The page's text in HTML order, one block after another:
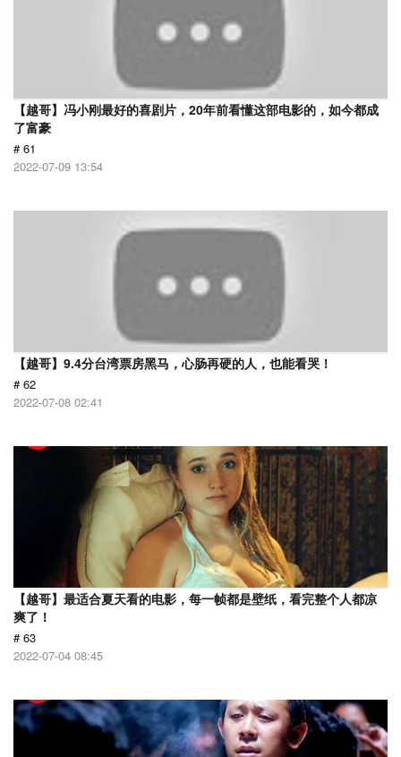
【越哥】冯小刚最好的喜剧片，20年前看懂这部电影的，如今都成
了富豪
# 61
2022-07-09 13:54
【越哥】9.4分台湾票房黑马，心肠再硬的人，也能看哭！
# 62
2022-07-08 02:41
【越哥】最适合夏天看的电影，每一帧都是壁纸，看完整个人都凉
爽了！
# 63
2022-07-04 08:45